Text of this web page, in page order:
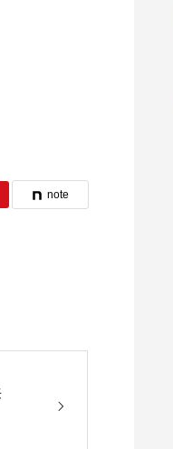
note
ト級チャンピオンにな
代表を務めています！